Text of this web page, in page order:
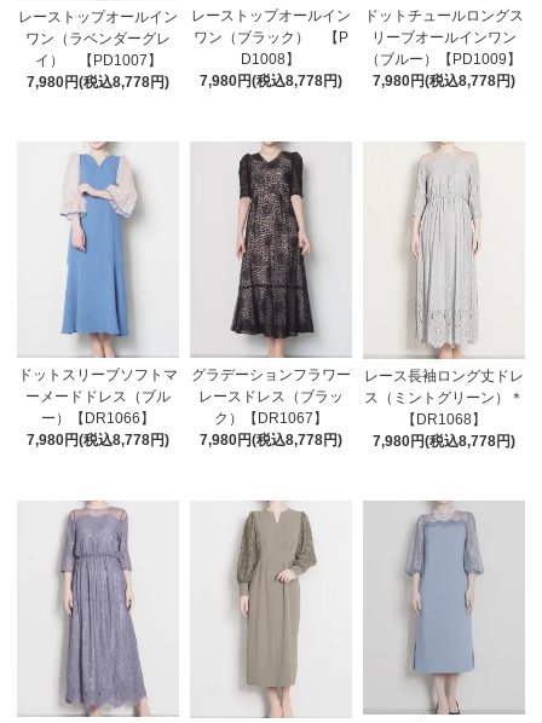
レーストップオールイン
ワン（ラベンダーグレ
イ） 【PD1007】
7,980円(税込8,778円)
レーストップオールイン
ワン（ブラック） 【P
D1008】
7,980円(税込8,778円)
ドットチュールロングス
リーブオールインワン
（ブルー）【PD1009】
7,980円(税込8,778円)
ドットスリーブソフトマ
ーメードドレス（ブル
ー）【DR1066】
7,980円(税込8,778円)
グラデーションフラワー
レースドレス（ブラッ
ク）【DR1067】
7,980円(税込8,778円)
レース長袖ロング丈ドレ
ス（ミントグリーン）＊
【DR1068】
7,980円(税込8,778円)